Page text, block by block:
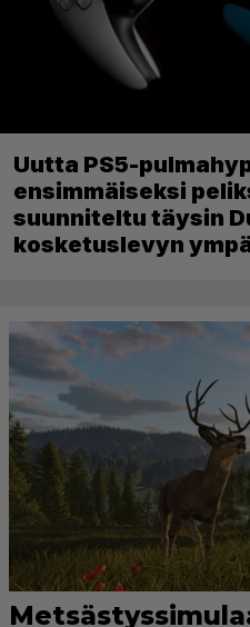
Uutta PS5-
ensimmäiseksi
suunniteltu täysin
kosketuslevyn